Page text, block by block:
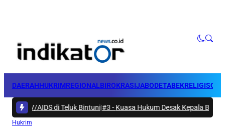
DAERAHHUKRIMREGIONALBIROKRASIJABODETABEKRELIGI
AIDS di Teluk Bintuni|#3 -Kuasa Hukum Desak Kepala BPN
Hukrim